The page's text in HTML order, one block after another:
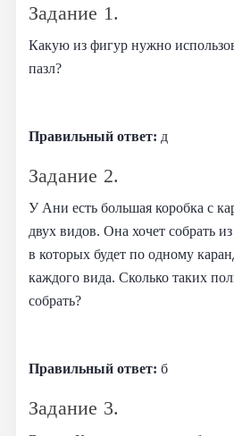
Задание 1.
Какую из фигур нужно
пазл?
Правильный ответ: д
Задание 2.
У Ани есть большая коробка с
двух видов. Она хочет собрать
в которых будет по одному
каждого вида. Сколько таких
собрать?
Правильный ответ: б
Задание 3.